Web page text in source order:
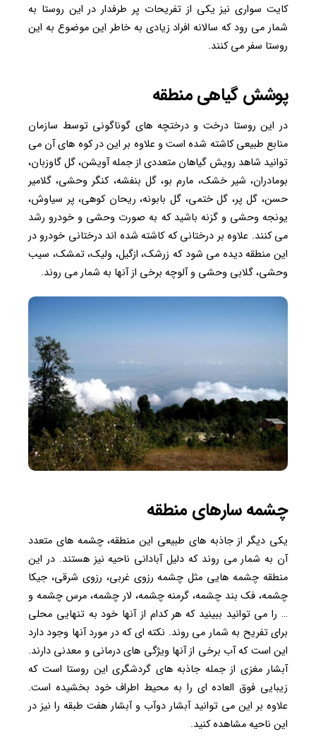
کایت سواری نیز یکی از تفریحات پر طرفدار در این روستا به
شمار می رود که سالانه افراد زیادی به خاطر این موضوع به این
روستا سفر می کنند.
پوشش گیاهی منطقه
در این روستا درخت و درختچه های گوناگونی توسط سازمان
منابع طبیعی کاشته شده است و علاوه بر این در کوه های آن می
توانید شاهد رویش گیاهان متعددی از جمله آویشن، گل گاوزبان،
بومادران، شیر خشک، مارم بو، گل بنفشه، کنگر وحشی، گلامیر
حسن، گل پر، گل ختمی، گل بابونه، ریحان کوهی، پر سیاوش،
یونجه وحشی و گزنه باشید که به صورت وحشی و خودرو رشد
می کنند. علاوه بر درختانی که کاشته شده اند درختانی خودرو در
این منطقه دیده می شود که زرشک، ازگیل، ولیک، تمشک، سیب
وحشی، گلابی وحشی و آلوچه برخی از آنها به شمار می روند.
چشمه سارهای منطقه
یکی دیگر از جاذبه های طبیعی این منطقه، چشمه های متعدد
آن به شمار می روند که دلیل آبادانی ناحیه نیز هستند. در این
منطقه چشمه هایی مثل چشمه رزوی غربی، رزوی شرقی، جیکا
چشمه، فک بند چشمه، گرمنه چشمه، لار چشمه، مرس چشمه و
… را می توانید ببینید که هر کدام از آنها خود به تنهایی محلی
برای تفریح به شمار می روند. نکته ای که در مورد آنها وجود دارد
این است که آب برخی از آنها ویژگی های درمانی و معدنی دارند.
آبشار مغزی از جمله جاذبه های گردشگری این روستا است که
زیبایی فوق العاده ای را به محیط اطراف خود بخشیده است.
علاوه بر این می توانید آبشار دوآب و آبشار هفت طبقه را نیز در
این ناحیه مشاهده کنید.